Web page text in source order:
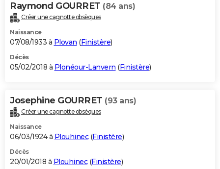
Raymond GOURRET (84 ans)
Créer une cagnotte obsèques
Naissance
07/08/1933 à Plovan (Finistère)
Décès
05/02/2018 à Plonéour-Lanvern (Finistère)
Josephine GOURRET (93 ans)
Créer une cagnotte obsèques
Naissance
06/03/1924 à Plouhinec(Finistère)
Décès
20/01/2018 à Plouhinec(Finistère)